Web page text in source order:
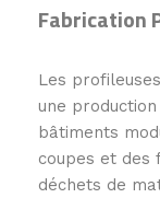
Fabrication
Les
une
bâtiments
coupes et des
déchets de